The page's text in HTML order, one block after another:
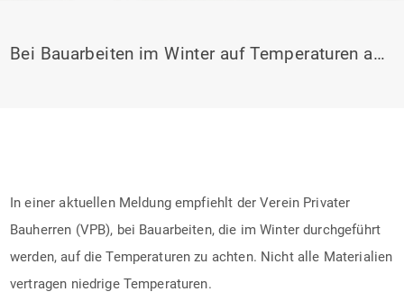
Bei Bauarbeiten im Winter auf Temperaturen achten
In einer aktuellen Meldung empfiehlt der Verein Privater
Bauherren (VPB), bei Bauarbeiten, die im Winter durchgeführt
werden, auf die Temperaturen zu achten. Nicht alle Materialien
vertragen niedrige Temperaturen.